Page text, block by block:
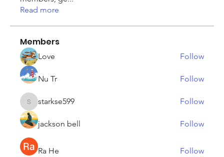
Read more
Members
Love Follow
Nu Tr Follow
starkse599
starkse599 Follow
jackson bell Follow
Ra He Follow